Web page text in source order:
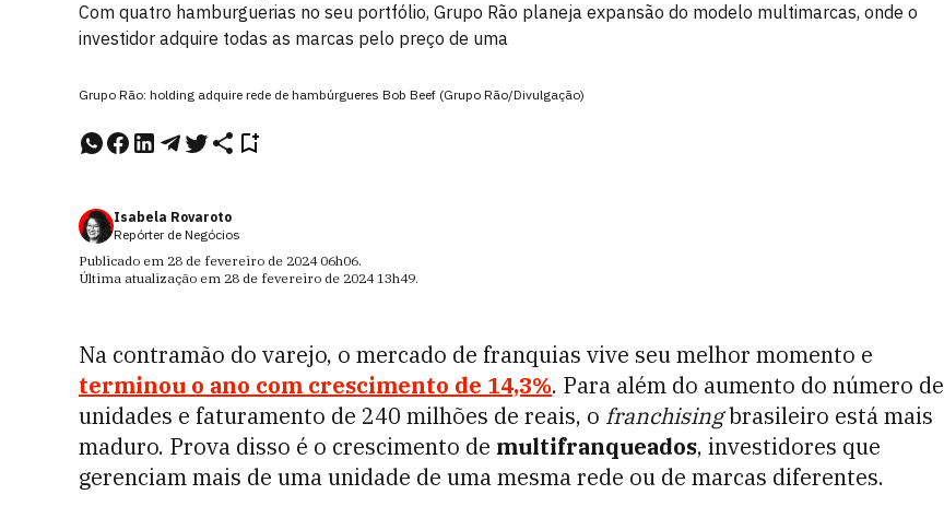
Com quatro hamburguerias no seu portfólio, Grupo Rão planeja expansão do modelo multimarcas, onde o
investidor adquire todas as marcas pelo preço de uma
Grupo Rão: holding adquire rede de hambúrgueres Bob Beef (Grupo Rão/Divulgação)
Isabela Rovaroto
Repórter de Negócios
Publicado em 28 de fevereiro de 2024 06h06.
Última atualização em 28 de fevereiro de 2024 13h49.
Na contramão do varejo, o mercado de franquias vive seu melhor momento e
terminou o ano com crescimento de 14,3%. Para além do aumento do número de
unidades e faturamento de 240 milhões de reais, o franchisingbrasileiro está mais
maduro. Prova disso é o crescimento de multifranqueados, investidores que
gerenciam mais de uma unidade de uma mesma rede ou de marcas diferentes.